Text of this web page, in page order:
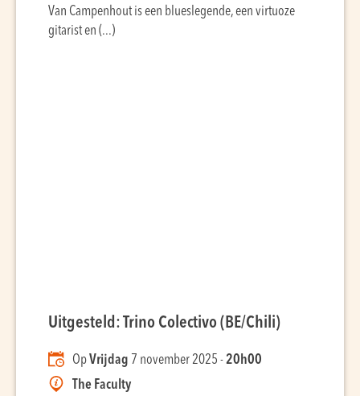
Van Campenhout is een blueslegende, een virtuoze
gitarist en (...)
Uitgesteld: Trino Colectivo (BE/Chili)
OpVrijdag 7 november 2025 -20h00
The Faculty